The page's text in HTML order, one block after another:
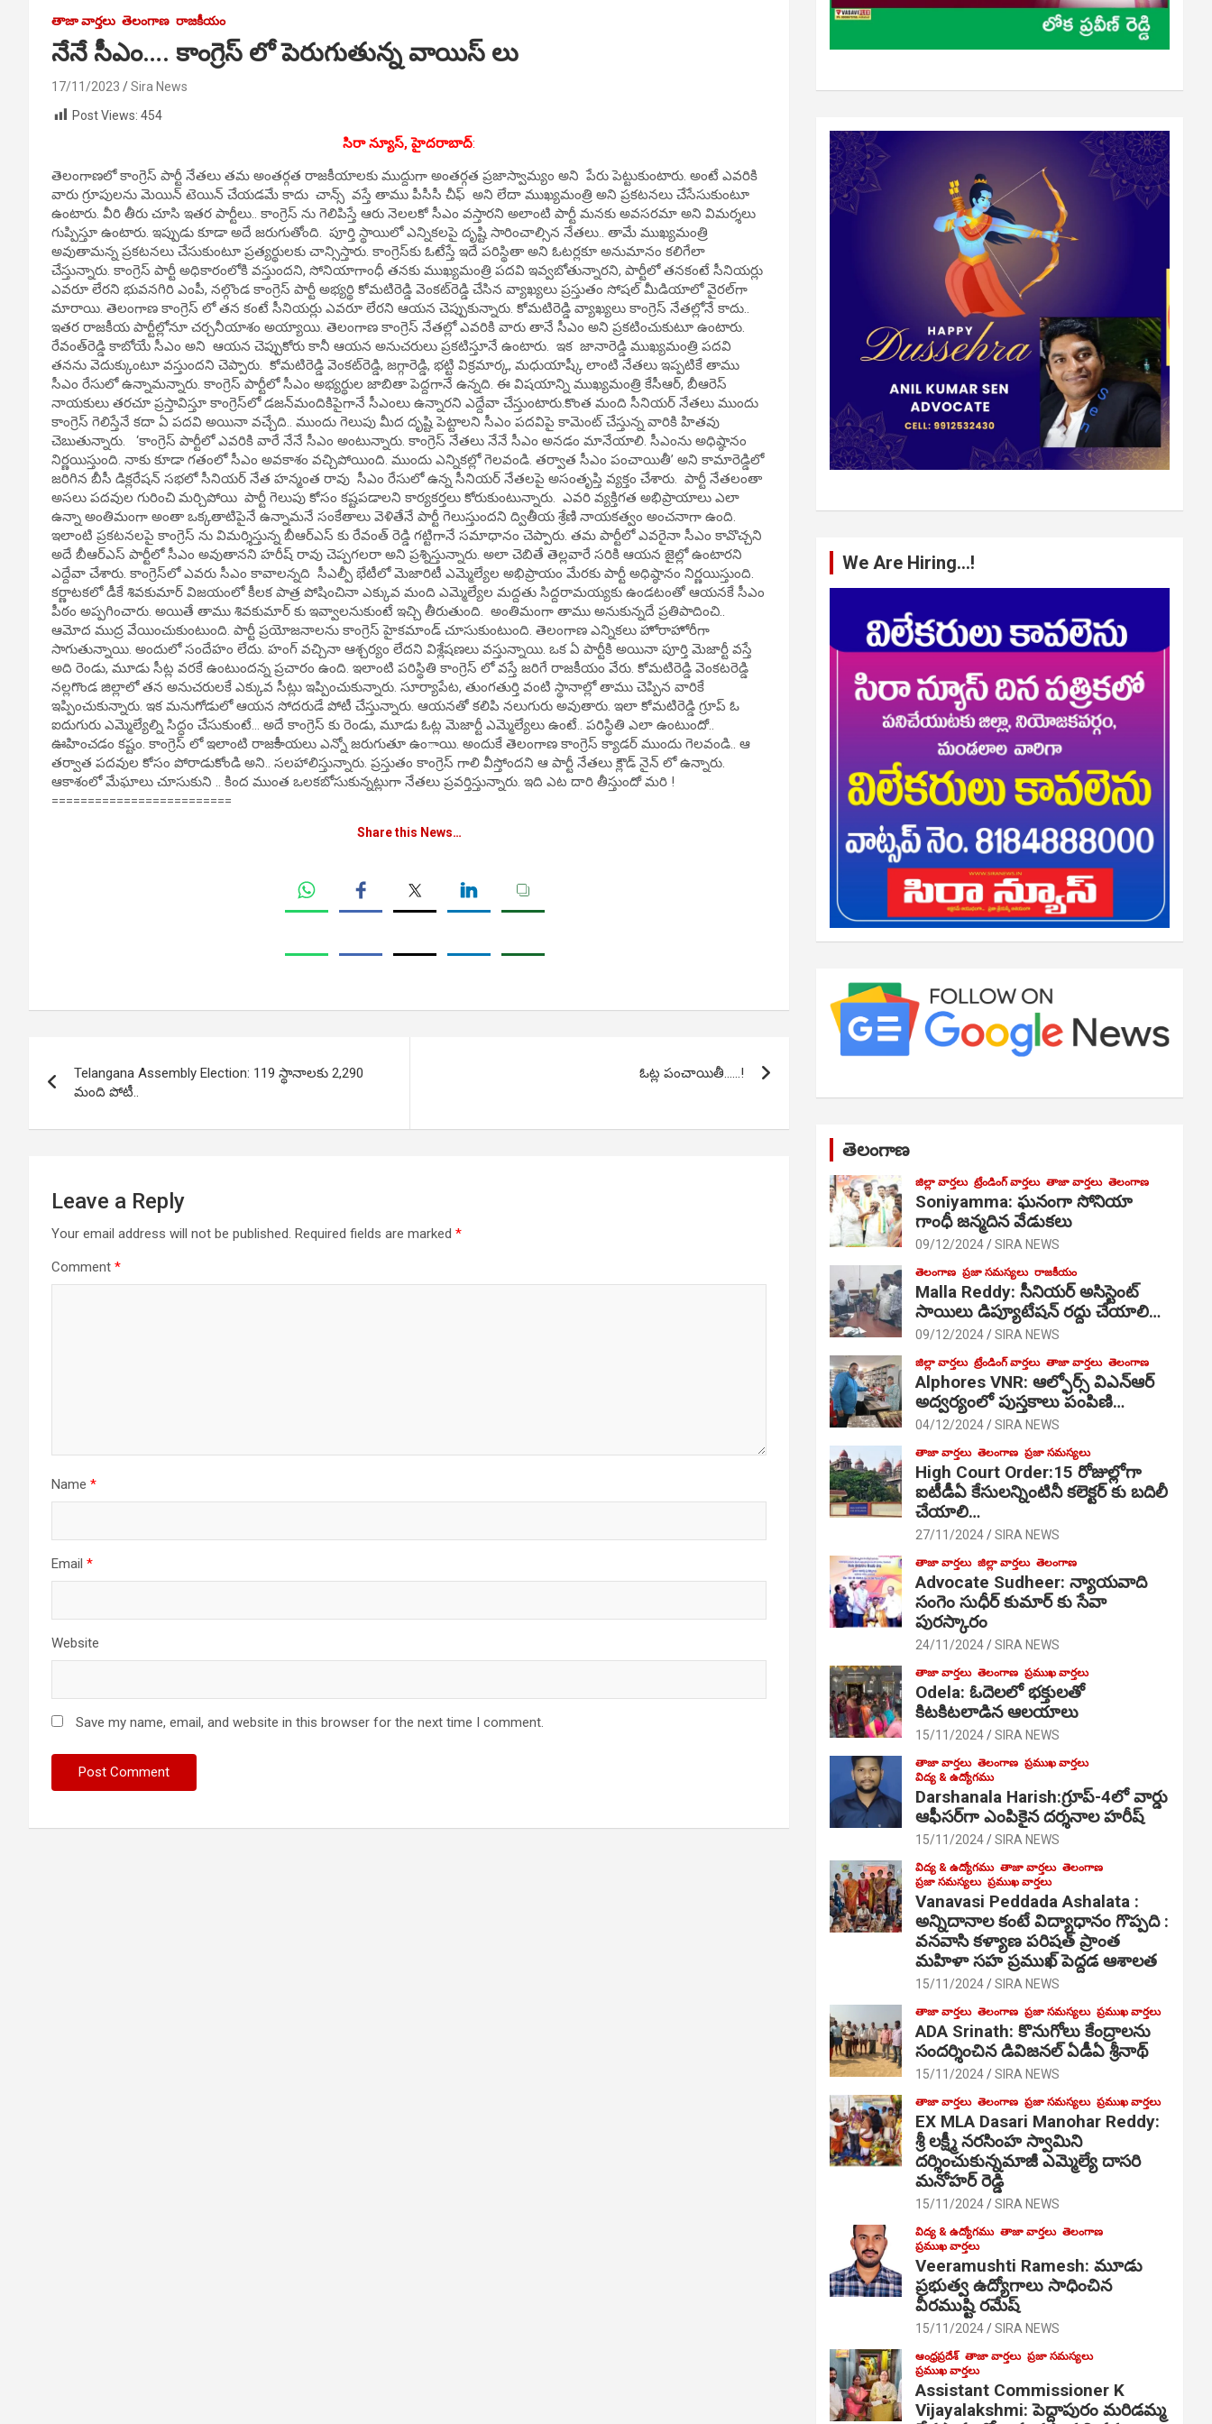
తాజా వార్తలు తెలంగాణ రాజకీయం
నేనే సీఎం…. కాంగ్రెస్ లో పెరుగుతున్న వాయిస్ లు
17/11/2023
Sira News
Post Views: 454
సిరా న్యూస్,హైదరాబాద్:
తెలంగాణలో కాంగ్రెస్ పార్టీ నేతలు తమ అంతర్గత రాజకీయాలకు ముద్దుగా అంతర్గత ప్రజాస్వామ్యం అని పేరు పెట్టుకుంటారు. అంటే ఎవరికి
వారు గ్రూపులను మెయిన్ టెయిన్ చేయడమే కాదు చాన్స్ వస్తే తాము పీసీసీ చీఫ్ అని లేదా ముఖ్యమంత్రి అని ప్రకటనలు చేసేసుకుంటూ
ఉంటారు. వీరి తీరు చూసి ఇతర పార్టీలు.. కాంగ్రెస్ ను గెలిపిస్తే ఆరు నెలలకో సీఎం వస్తారని అలాంటి పార్టీ మనకు అవసరమా అని విమర్శలు
గుప్పిస్తూ ఉంటారు. ఇప్పుడు కూడా అదే జరుగుతోంది. పూర్తి స్థాయిలో ఎన్నికలపై దృష్టి సారించాల్సిన నేతలు.. తామే ముఖ్యమంత్రి
అవుతామన్న ప్రకటనలు చేసుకుంటూ ప్రత్యర్థులకు చాన్సిస్తారు. కాంగ్రెస్‌కు ఓటేస్తే ఇదే పరిస్థితా అని ఓటర్లకూ అనుమానం కలిగేలా
చేస్తున్నారు. కాంగ్రెస్‌ పార్టీ అధికారంలోకి వస్తుందని, సోనియాగాంధీ తనకు ముఖ్యమంత్రి పదవి ఇవ్వబోతున్నారని, పార్టీలో తనకంటే సీనియర్లు
ఎవరూ లేరని భువనగిరి ఎంపీ, నల్గొండ కాంగ్రెస్‌ పార్టీ అభ్యర్థి కోమటిరెడ్డి వెంకట్‌రెడ్డి చేసిన వ్యాఖ్యలు ప్రస్తుతం సోషల్‌ మీడియాలో వైరల్‌గా
మారాయి. తెలంగాణ కాంగ్రెస్ లో తన కంటే సీనియర్లు ఎవరూ లేరని ఆయన చెప్పుకున్నారు. కోమటిరెడ్డి వ్యాఖ్యలు కాంగ్రెస్ నేతల్లోనే కాదు..
ఇతర రాజకీయ పార్టీల్లోనూ చర్చనీయాశం అయ్యాయి. తెలంగాణ కాంగ్రెస్ నేతల్లో ఎవరికి వారు తానే సీఎం అని ప్రకటించుకుటూ ఉంటారు.
రేవంత్‌రెడ్డి కాబోయే సీఎం అని ఆయన చెప్పుకోరు కానీ ఆయన అనుచరులు ప్రకటిస్తూనే ఉంటారు. ఇక జానారెడ్డి ముఖ్యమంత్రి పదవి
తనను వెదుక్కుంటూ వస్తుందని చెప్పారు. కోమటిరెడ్డి వెంకట్‌రెడ్డి, జగ్గారెడ్డి, భట్టి విక్రమార్క, మధుయాష్కీ లాంటి నేతలు ఇప్పటికే తాము
సీఎం రేసులో ఉన్నామన్నారు. కాంగ్రెస్‌ పార్టీలో సీఎం అభ్యర్థుల జాబితా పెద్దగానే ఉన్నది. ఈ విషయాన్ని ముఖ్యమంత్రి కేసీఆర్‌, బీఆరెస్‌
నాయకులు తరచూ ప్రస్తావిస్తూ కాంగ్రెస్‌లో డజన్‌మందికిపైగానే సీఎంలు ఉన్నారని ఎద్దేవా చేస్తుంటారు.కొంత మంది సీనియర్ నేతలు ముందు
కాంగ్రెస్ గెలిస్తేనే కదా ఏ పదవి అయినా వచ్చేది.. ముందు గెలుపు మీద దృష్టి పెట్టాలని సీఎం పదవిపై కామెంట్ చేస్తున్న వారికి హితవు
చెబుతున్నారు. ‘కాంగ్రెస్‌ పార్టీలో ఎవరికి వారే నేనే సీఎం అంటున్నారు. కాంగ్రెస్‌ నేతలు నేనే సీఎం అనడం మానేయాలి. సీఎంను అధిష్ఠానం
నిర్ణయిస్తుంది. నాకు కూడా గతంలో సీఎం అవకాశం వచ్చిపోయింది. ముందు ఎన్నికల్లో గెలవండి. తర్వాత సీఎం పంచాయితీ’ అని కామారెడ్డిలో
జరిగిన బీసీ డిక్లరేషన్ సభలో సీనియర్‌ నేత హన్మంత రావు సీఎం రేసులో ఉన్న సీనియర్ నేతలపై అసంతృప్తి వ్యక్తం చేశారు. పార్టీ నేతలంతా
అసలు పదవుల గురించి మర్చిపోయి పార్టీ గెలుపు కోసం కష్టపడాలని కార్యకర్తలు కోరుకుంటున్నారు. ఎవరి వ్యక్తిగత అభిప్రాయాలు ఎలా
ఉన్నా అంతిమంగా అంతా ఒక్కతాటిపైనే ఉన్నామనే సంకేతాలు వెళితేనే పార్టీ గెలుస్తుందని ద్వితీయ శ్రేణి నాయకత్వం అంచనాగా ఉంది.
ఇలాంటి ప్రకటనలపై కాంగ్రెస్ ను విమర్శిస్తున్న బీఆర్ఎస్ కు రేవంత్ రెడ్డి గట్టిగానే సమాధానం చెప్పారు. తమ పార్టీలో ఎవరైనా సీఎం కావొచ్చని
అదే బీఆర్‌ఎస్ పార్టీలో సీఎం అవుతానని హరీష్ రావు చెప్పగలరా అని ప్రశ్నిస్తున్నారు. అలా చెబితే తెల్లవారే సరికి ఆయన జైల్లో ఉంటారని
ఎద్దేవా చేశారు. కాంగ్రెస్‌లో ఎవరు సీఎం కావాలన్నది సీఎల్పీ భేటీలో మెజారిటీ ఎమ్మెల్యేల అభిప్రాయం మేరకు పార్టీ అధిష్ఠానం నిర్ణయిస్తుంది.
కర్ణాటకలో డీకే శివకుమార్ విజయంలో కీలక పాత్ర పోషించినా ఎక్కువ మంది ఎమ్మెల్యేల మద్దతు సిద్దరామయ్యకు ఉండటంతో ఆయనకే సీఎం
పీఠం అప్పగించారు. అయితే తాము శివకుమార్ కు ఇవ్వాలనుకుంటే ఇచ్చి తీరుతుంది. అంతిమంగా తాము అనుకున్నదే ప్రతిపాదించి..
ఆమోద ముద్ర వేయించుకుంటుంది. పార్టీ ప్రయోజనాలను కాంగ్రెస్ హైకమాండ్ చూసుకుంటుంది. తెలంగాణ ఎన్నికలు హోరాహోరీగా
సాగుతున్నాయి. అందులో సందేహం లేదు. హంగ్ వచ్చినా ఆశ్చర్యం లేదని విశ్లేషణలు వస్తున్నాయి. ఒక ఏ పార్టీకి అయినా పూర్తి మెజార్టీ వస్తే
అది రెండు, మూడు సీట్ల వరకే ఉంటుందన్న ప్రచారం ఉంది. ఇలాంటి పరిస్థితి కాంగ్రెస్ లో వస్తే జరిగే రాజకీయం వేరు. కోమటిరెడ్డి వెంకటరెడ్డి
నల్లగొండ జిల్లాలో తన అనుచరులకే ఎక్కువ సీట్లు ఇప్పించుకున్నారు. సూర్యాపేట, తుంగతుర్తి వంటి స్థానాల్లో తాము చెప్పిన వారికే
ఇప్పించుకున్నారు. ఇక మనుగోడులో ఆయన సోదరుడే పోటీ చేస్తున్నారు. ఆయనతో కలిపి నలుగురు అవుతారు. ఇలా కోమటిరెడ్డి గ్రూప్ ఓ
ఐదుగురు ఎమ్మెల్యేల్ని సిద్ధం చేసుకుంటే… అదే కాంగ్రెస్ కు రెండు, మూడు ఓట్ల మెజార్టీ ఎమ్మెల్యేలు ఉంటే.. పరిస్థితి ఎలా ఉంటుందో..
ఊహించడం కష్టం. కాంగ్రెస్ లో ఇలాంటి రాజకీాయలు ఎన్నో జరుగుతూ ఉంాయి. అందుకే తెలంగాణ కాంగ్రెస్ క్యాడర్ ముందు గెలవండి.. ఆ
తర్వాత పదవుల కోసం పోరాడుకోండి అని.. సలహాలిస్తున్నారు. ప్రస్తుతం కాంగ్రెస్ గాలి వీస్తోందని ఆ పార్టీ నేతలు క్లౌడ్ నైన్ లో ఉన్నారు.
ఆకాశంలో మేఘాలు చూసుకుని .. కింద ముంత ఒలకబోసుకున్నట్లుగా నేతలు ప్రవర్తిస్తున్నారు. ఇది ఎట దారి తీస్తుందో మరి !
=========================
Share this News…
navigation
Telangana Assembly Election: 119 స్థానాలకు 2,290
మంది పోటీ..
ఓట్ల పంచాయితీ……!
Leave a Reply
Your email address will not be published. Required fields are marked *
Comment *
Name *
Email *
Website
Save my name, email, and website in this browser for the next time I comment.
We Are Hiring…!
తెలంగాణ
జిల్లా వార్తలు ట్రేండింగ్ వార్తలు తాజా వార్తలు తెలంగాణ
Soniyamma: ఘ‌నంగా సోనియా
గాంధీ జ‌న్మ‌దిన వేడుక‌లు
09/12/2024 SIRA NEWS
తెలంగాణ ప్రజా సమస్యలు రాజకీయం
Malla Reddy: సీనియర్ అసిస్టెంట్
సాయిలు డిప్యూటేషన్ రద్దు చేయాలి…
09/12/2024 SIRA NEWS
జిల్లా వార్తలు ట్రేండింగ్ వార్తలు తాజా వార్తలు తెలంగాణ
Alphores VNR: ఆల్ఫోర్స్ విఎన్ఆర్
అద్వర్యంలో పుస్తకాలు పంపిణి…
04/12/2024 SIRA NEWS
తాజా వార్తలు తెలంగాణ ప్రజా సమస్యలు
High Court Order:15 రోజుల్లోగా
ఐటీడీఏ కేసులన్నింటినీ కలెక్టర్ కు బదిలీ
చేయాలి…
27/11/2024 SIRA NEWS
తాజా వార్తలు జిల్లా వార్తలు తెలంగాణ
Advocate Sudheer: న్యాయవాది
సంగెం సుధీర్ కుమార్ కు సేవా
పురస్కారం
24/11/2024 SIRA NEWS
తాజా వార్తలు తెలంగాణ ప్రముఖ వార్తలు
Odela: ఓదెల‌లో భక్తులతో
కిటకిటలాడిన ఆల‌యాలు
15/11/2024 SIRA NEWS
తాజా వార్తలు తెలంగాణ ప్రముఖ వార్తలు
విద్య & ఉద్యోగము
Darshanala Harish:గ్రూప్-4లో వార్డు
ఆఫీసర్‌గా ఎంపికైన దర్శనాల హరీష్
15/11/2024 SIRA NEWS
విద్య & ఉద్యోగము తాజా వార్తలు తెలంగాణ
ప్రజా సమస్యలు ప్రముఖ వార్తలు
Vanavasi Peddada Ashalata :
అన్నిదానాల కంటే విద్యాధానం గొప్పది :
వనవాసి కళ్యాణ పరిషత్ ప్రాంత
మహిళా సహ ప్రముఖ్ పెద్దడ ఆశాలత
15/11/2024 SIRA NEWS
తాజా వార్తలు తెలంగాణ ప్రజా సమస్యలు ప్రముఖ వార్తలు
ADA Srinath: కొనుగోలు కేంద్రాల‌ను
సంద‌ర్శించిన డివిజనల్ ఏడీఏ శ్రీనాథ్
15/11/2024 SIRA NEWS
తాజా వార్తలు తెలంగాణ ప్రజా సమస్యలు ప్రముఖ వార్తలు
EX MLA Dasari Manohar Reddy:
శ్రీ లక్ష్మీ నరసింహ స్వామిని
దర్శించుకున్నమాజీ ఎమ్మెల్యే దాసరి
మనోహర్ రెడ్డి
15/11/2024 SIRA NEWS
విద్య & ఉద్యోగము తాజా వార్తలు తెలంగాణ
ప్రముఖ వార్తలు
Veeramushti Ramesh: మూడు
ప్రభుత్వ ఉద్యోగాలు సాధించిన
వీరముష్టి రమేష్
15/11/2024 SIRA NEWS
ఆంధ్రప్రదేశ్ తాజా వార్తలు ప్రజా సమస్యలు
ప్రముఖ వార్తలు
Assistant Commissioner K
Vijayalakshmi: పెద్దాపురం మరిడమ్మ